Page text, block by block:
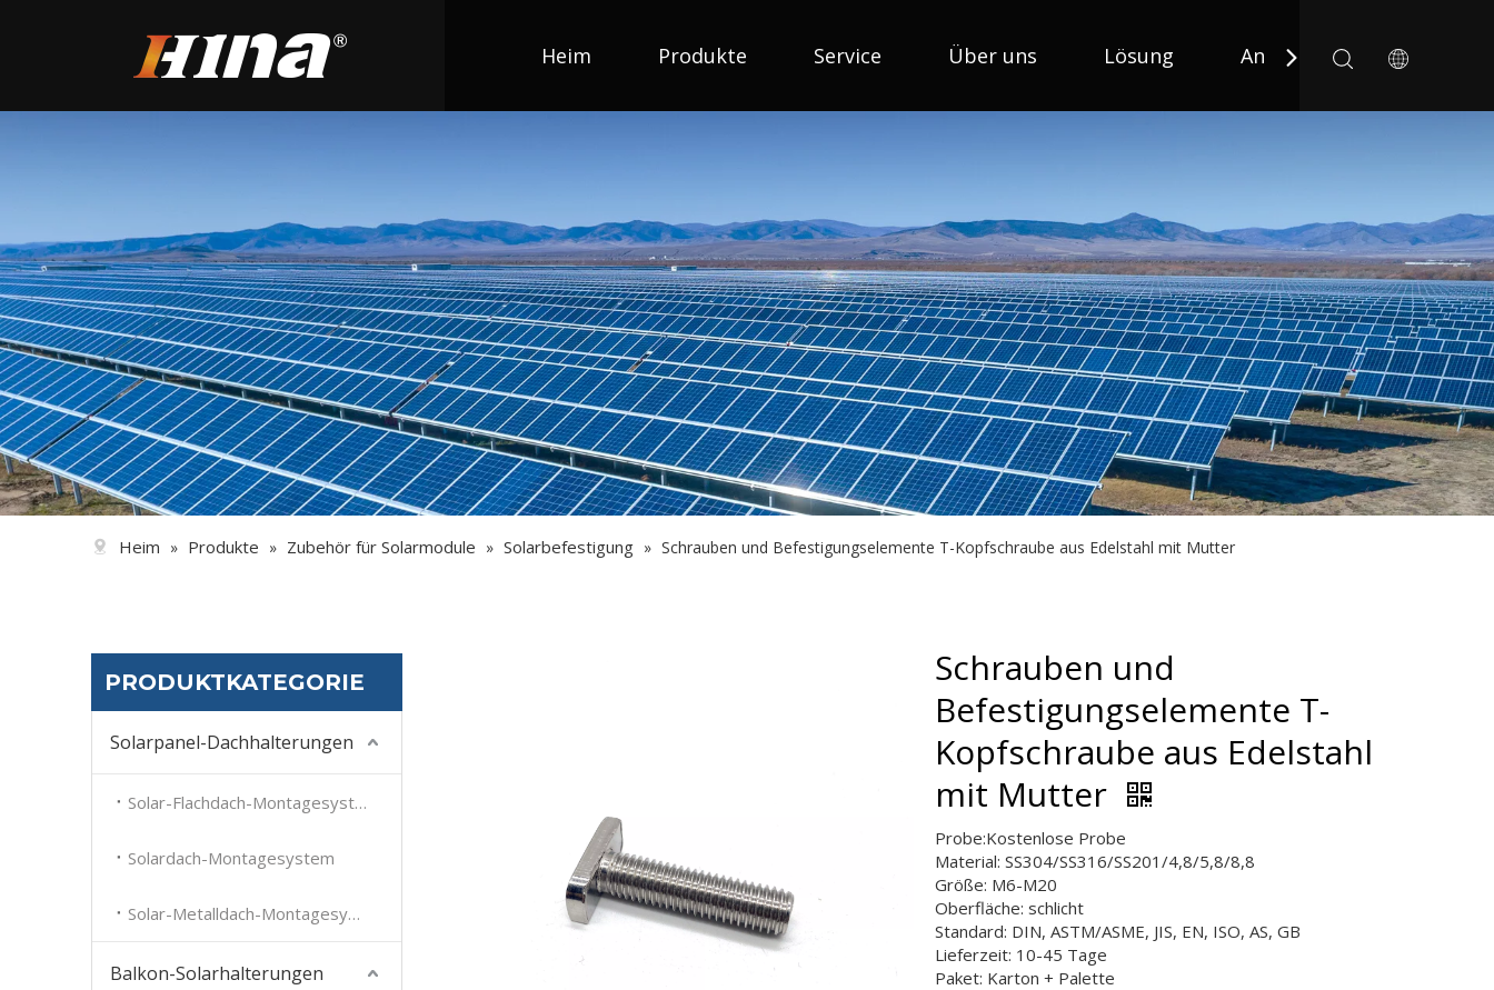
Heim Produkte Service Über uns Lösung Anwendung
Heim » Produkte » Zubehör für Solarmodule » Solarbefestigung » Schrauben und Befestigungselemente T-Kopfschraube aus Edelstahl mit Mutter
PRODUKTKATEGORIE
Solarpanel-Dachhalterungen
Solar-Flachdach-Montagesystem
Solardach-Montagesystem
Solar-Metalldach-Montagesystem
Balkon-Solarhalterungen
Schrauben und
Befestigungselemente T-
Kopfschraube aus Edelstahl
mit Mutter
Probe:Kostenlose Probe
Material: SS304/SS316/SS201/4,8/5,8/8,8
Größe: M6-M20
Oberfläche: schlicht
Standard: DIN, ASTM/ASME, JIS, EN, ISO, AS, GB
Lieferzeit: 10-45 Tage
Paket: Karton + Palette